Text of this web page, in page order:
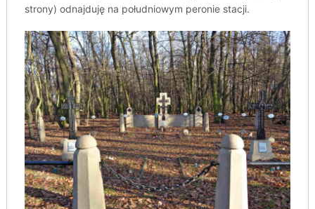
strony) odnajduję na południowym peronie stacji.